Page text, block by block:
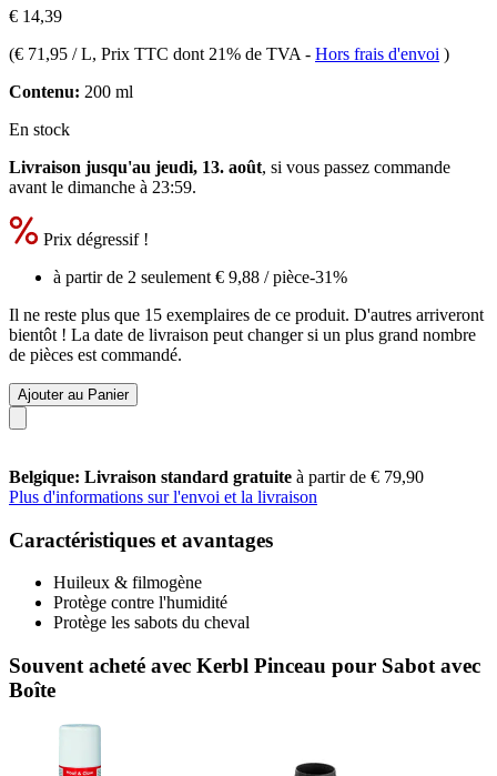
€ 14,39
(€ 71,95 / L, Prix TTC dont 21% de TVA - Hors frais d'envoi )
Contenu: 200 ml
En stock
Livraison jusqu'au jeudi, 13. août, si vous passez commande
avant le dimanche à 23:59.
Prix dégressif !
à partir de 2 seulement € 9,88 / pièce-31%
Il ne reste plus que 15 exemplaires de ce produit. D'autres arriveront
bientôt ! La date de livraison peut changer si un plus grand nombre
de pièces est commandé.
Ajouter au Panier
Belgique: Livraison standard gratuite à partir de € 79,90
Plus d'informations sur l'envoi et la livraison
Caractéristiques et avantages
Huileux & filmogène
Protège contre l'humidité
Protège les sabots du cheval
Souvent acheté avec Kerbl Pinceau pour Sabot avec
Boîte